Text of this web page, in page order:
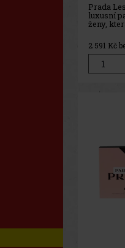
Prada
luxusní
ženy,
jejich
vůně
moderní
centru
zahradní
2 591 Kč